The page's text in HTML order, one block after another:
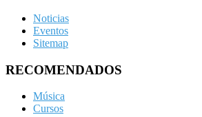
Noticias
Eventos
Sitemap
RECOMENDADOS
Música
Cursos